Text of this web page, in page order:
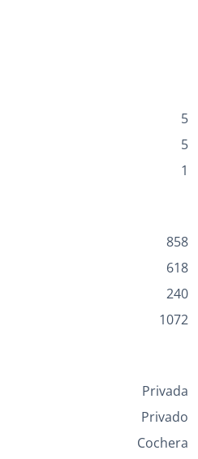
5
5
1
858
618
240
1072
Privada
Privado
Cochera